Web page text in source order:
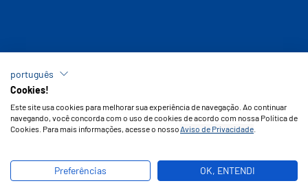
Copyright © 2026 Vipal Borrachas
português
Cookies!
Este site usa cookies para melhorar sua experiência de navegação. Ao continuar
navegando, você concorda com o uso de cookies de acordo com nossa Política de
Cookies. Para mais informações, acesse o nossoAviso de Privacidade
Preferências OK, ENTENDI